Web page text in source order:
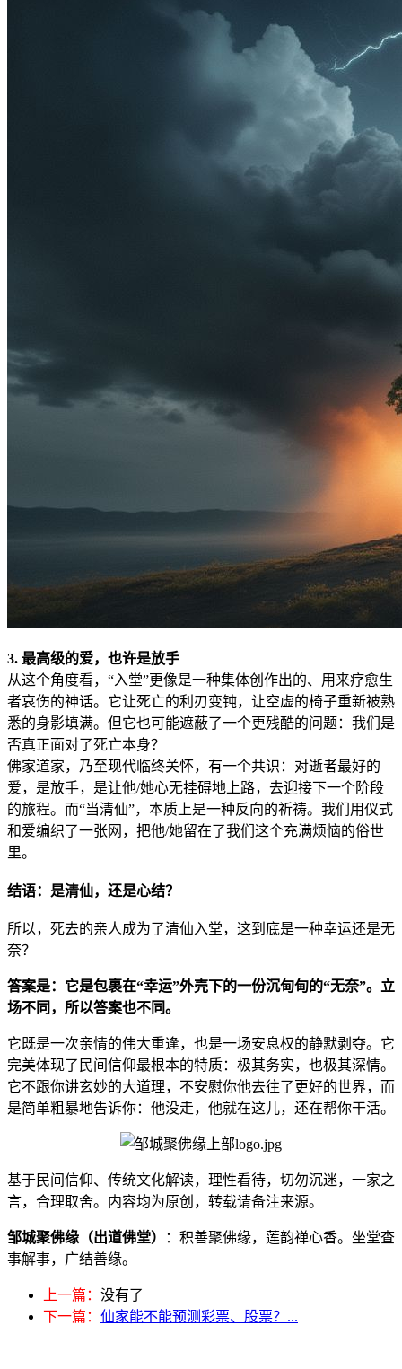
3. 最高级的爱，也许是放手
从这个角度看，“入堂”更像是一种集体创作出的、用来疗愈生
者哀伤的神话。它让死亡的利刃变钝，让空虚的椅子重新被熟
悉的身影填满。但它也可能遮蔽了一个更残酷的问题：我们是
否真正面对了死亡本身？
佛家道家，乃至现代临终关怀，有一个共识：对逝者最好的
爱，是放手，是让他/她心无挂碍地上路，去迎接下一个阶段
的旅程。而“当清仙”，本质上是一种反向的祈祷。我们用仪式
和爱编织了一张网，把他/她留在了我们这个充满烦恼的俗世
里。
结语：是清仙，还是心结？
所以，死去的亲人成为了清仙入堂，这到底是一种幸运还是无
奈？
答案是：它是包裹在“幸运”外壳下的一份沉甸甸的“无奈”。立
场不同，所以答案也不同。
它既是一次亲情的伟大重逢，也是一场安息权的静默剥夺。它
完美体现了民间信仰最根本的特质：极其务实，也极其深情。
它不跟你讲玄妙的大道理，不安慰你他去往了更好的世界，而
是简单粗暴地告诉你：他没走，他就在这儿，还在帮你干活。
基于民间信仰、传统文化解读，理性看待，切勿沉迷，一家之
言，合理取舍。内容均为原创，转载请备注来源。
邹城聚佛缘（出道佛堂）
：积善聚佛缘，莲韵禅心香。坐堂查
事解事，广结善缘。
上一篇： 没有了
下一篇： 仙家能不能预测彩票、股票？...